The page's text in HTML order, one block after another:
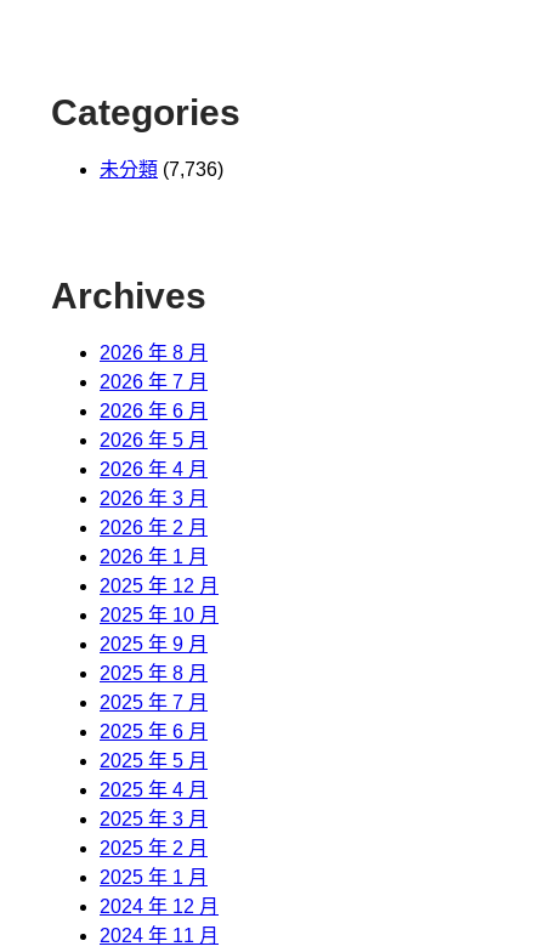
Categories
未分類 (7,736)
Archives
2026 年 8 月
2026 年 7 月
2026 年 6 月
2026 年 5 月
2026 年 4 月
2026 年 3 月
2026 年 2 月
2026 年 1 月
2025 年 12 月
2025 年 10 月
2025 年 9 月
2025 年 8 月
2025 年 7 月
2025 年 6 月
2025 年 5 月
2025 年 4 月
2025 年 3 月
2025 年 2 月
2025 年 1 月
2024 年 12 月
2024 年 11 月